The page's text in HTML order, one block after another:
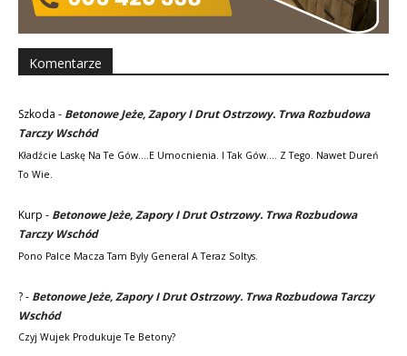
Komentarze
Szkoda - Betonowe Jeże, Zapory I Drut Ostrzowy. Trwa Rozbudowa
Tarczy Wschód
Kładźcie Laskę Na Te Gów....e Umocnienia. I Tak Gów.... Z Tego. Nawet Dureń
To Wie.
Kurp - Betonowe Jeże, Zapory I Drut Ostrzowy. Trwa Rozbudowa
Tarczy Wschód
Pono Palce Macza Tam Byly General A Teraz Soltys.
?- Betonowe Jeże, Zapory I Drut Ostrzowy. Trwa Rozbudowa Tarczy
Wschód
Czyj Wujek Produkuje Te Betony?